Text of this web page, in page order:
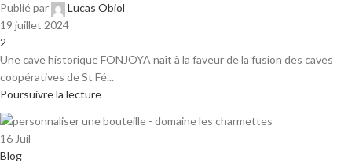
Publié par
Lucas Obiol
19 juillet 2024
2
Une cave historique FONJOYA naît à la faveur de la fusion des caves
coopératives de St Fé...
Poursuivre la lecture
16 Juil
Blog